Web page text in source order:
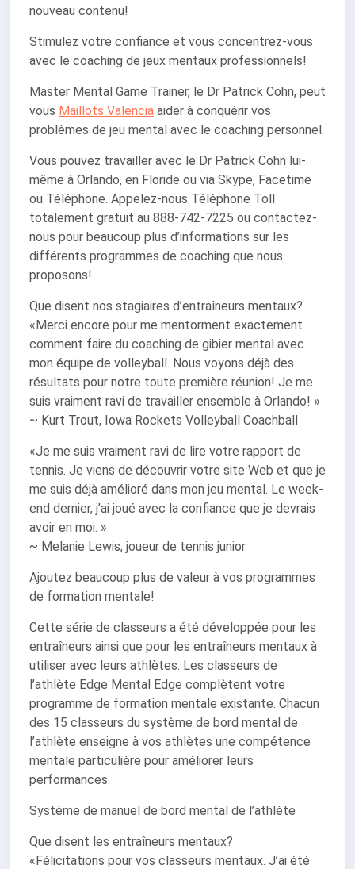
nouveau contenu!
Stimulez votre confiance et vous concentrez-vous
avec le coaching de jeux mentaux professionnels!
Master Mental Game Trainer, le Dr Patrick Cohn, peut
vous Maillots Valencia aider à conquérir vos
problèmes de jeu mental avec le coaching personnel.
Vous pouvez travailler avec le Dr Patrick Cohn lui-
même à Orlando, en Floride ou via Skype, Facetime
ou Téléphone. Appelez-nous Téléphone Toll
totalement gratuit au 888-742-7225 ou contactez-
nous pour beaucoup plus d’informations sur les
différents programmes de coaching que nous
proposons!
Que disent nos stagiaires d’entraîneurs mentaux?
«Merci encore pour me mentorment exactement
comment faire du coaching de gibier mental avec
mon équipe de volleyball. Nous voyons déjà des
résultats pour notre toute première réunion! Je me
suis vraiment ravi de travailler ensemble à Orlando! »
~ Kurt Trout, Iowa Rockets Volleyball Coachball
«Je me suis vraiment ravi de lire votre rapport de
tennis. Je viens de découvrir votre site Web et que je
me suis déjà amélioré dans mon jeu mental. Le week-
end dernier, j’ai joué avec la confiance que je devrais
avoir en moi. »
~ Melanie Lewis, joueur de tennis junior
Ajoutez beaucoup plus de valeur à vos programmes
de formation mentale!
Cette série de classeurs a été développée pour les
entraîneurs ainsi que pour les entraîneurs mentaux à
utiliser avec leurs athlètes. Les classeurs de
l’athlète Edge Mental Edge complètent votre
programme de formation mentale existante. Chacun
des 15 classeurs du système de bord mental de
l’athlète enseigne à vos athlètes une compétence
mentale particulière pour améliorer leurs
performances.
Système de manuel de bord mental de l’athlète
Que disent les entraîneurs mentaux?
«Félicitations pour vos classeurs mentaux. J’ai été